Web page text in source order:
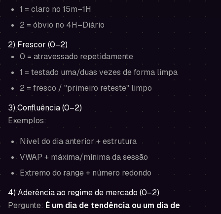
1 = claro no 15m–1H
2 = óbvio no 4H–Diário
2) Frescor (0–2)
0 = atravessado repetidamente
1 = testado uma/duas vezes de forma limpa
2 = fresco / "primeiro reteste" limpo
3) Confluência (0–2)
Exemplos:
Nível do dia anterior + estrutura
VWAP + máxima/mínima da sessão
Extremo do range + número redondo
4) Aderência ao regime de mercado (0–2)
Pergunte: É um dia de tendência ou um dia de